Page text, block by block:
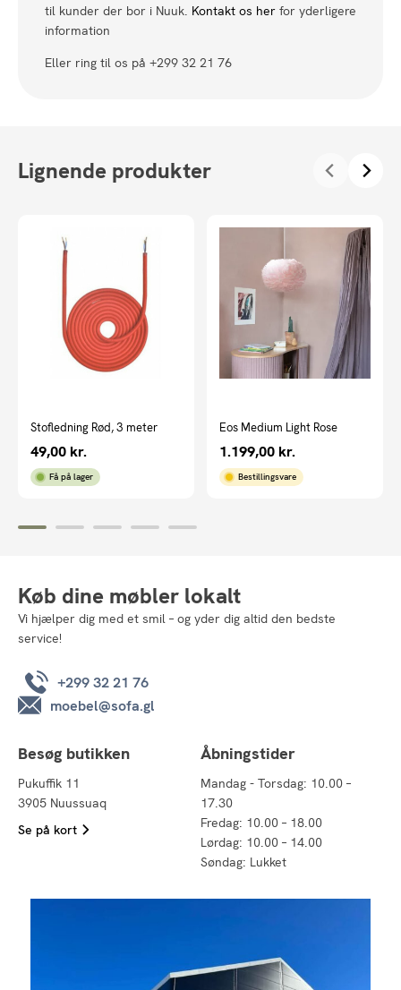
til kunder der bor i Nuuk. Kontakt os her for yderligere
information
Eller ring til os på +299 32 21 76
Lignende produkter
Stofledning Rød, 3 meter
49,00 kr.
Få på lager
Eos Medium Light Rose
1.199,00 kr.
Bestillingsvare
Køb dine møbler lokalt
Vi hjælper dig med et smil – og yder dig altid den bedste
service!
+299 32 21 76
moebel@sofa.gl
Besøg butikken
Pukuffik 11
3905 Nuussuaq
Se på kort
Åbningstider
Mandag - Torsdag: 10.00 –
17.30
Fredag: 10.00 – 18.00
Lørdag: 10.00 – 14.00
Søndag: Lukket